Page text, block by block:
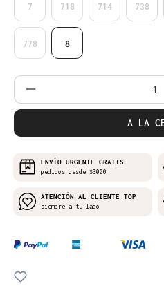
7 718 714 738
778 8
Cantidad del
A LA
ENVÍO URGENTE GRATIS
pedidos desde $3000
ATENCIÓN AL CLIENTE TOP
siempre a tu lado